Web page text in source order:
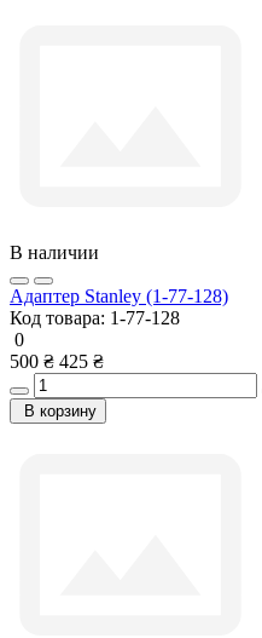
В наличии
Адаптер Stanley (1-77-128)
Код товара: 1-77-128
0
500 ₴ 425 ₴
В корзину